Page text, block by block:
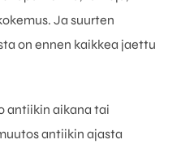
Ja suurten
on ennen kaikkea jaettu
antiikin aikana tai
antiikin ajasta